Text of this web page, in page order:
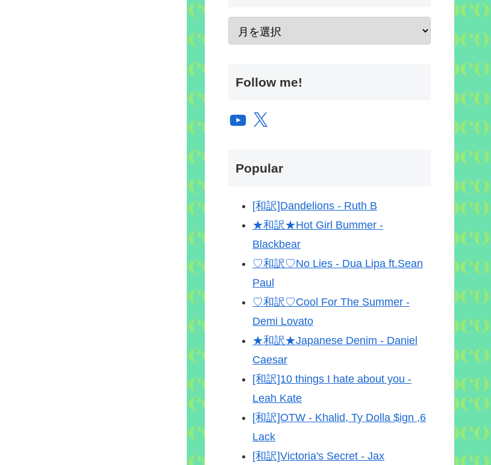
Follow me!
YouTube
X
Popular
[和訳]Dandelions - Ruth B
★和訳★Hot Girl Bummer -
Blackbear
♡和訳♡No Lies - Dua Lipa ft.Sean
Paul
♡和訳♡Cool For The Summer -
Demi Lovato
★和訳★Japanese Denim - Daniel
Caesar
[和訳]10 things I hate about you -
Leah Kate
[和訳]OTW - Khalid, Ty Dolla $ign ,6
Lack
[和訳]Victoria's Secret - Jax